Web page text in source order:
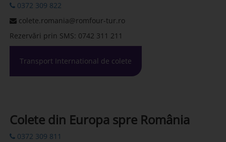
0372 309 822
colete.romania@romfour-tur.ro
Rezervări prin SMS: 0742 311 211
Transport International de colete
Colete din Europa spre România
0372 309 811